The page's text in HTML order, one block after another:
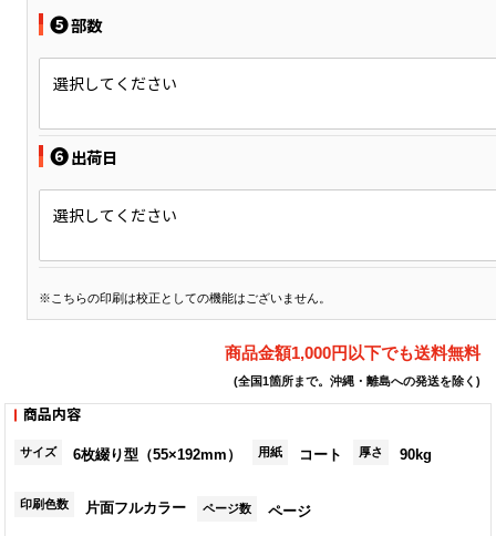
❺部数
選択してください
❻出荷日
選択してください
※こちらの印刷は校正としての機能はございません。
商品金額1,000円以下でも送料無料
(全国1箇所まで。沖縄・離島への発送を除く)
商品内容
サイズ 6枚綴り型（55×192mm） 用紙 コート 厚さ 90kg
印刷色数 片面フルカラー ページ数 ページ